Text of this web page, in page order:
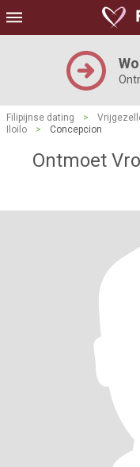
Filipijnse dating >
Iloilo
> Concepcion
Ontmoet